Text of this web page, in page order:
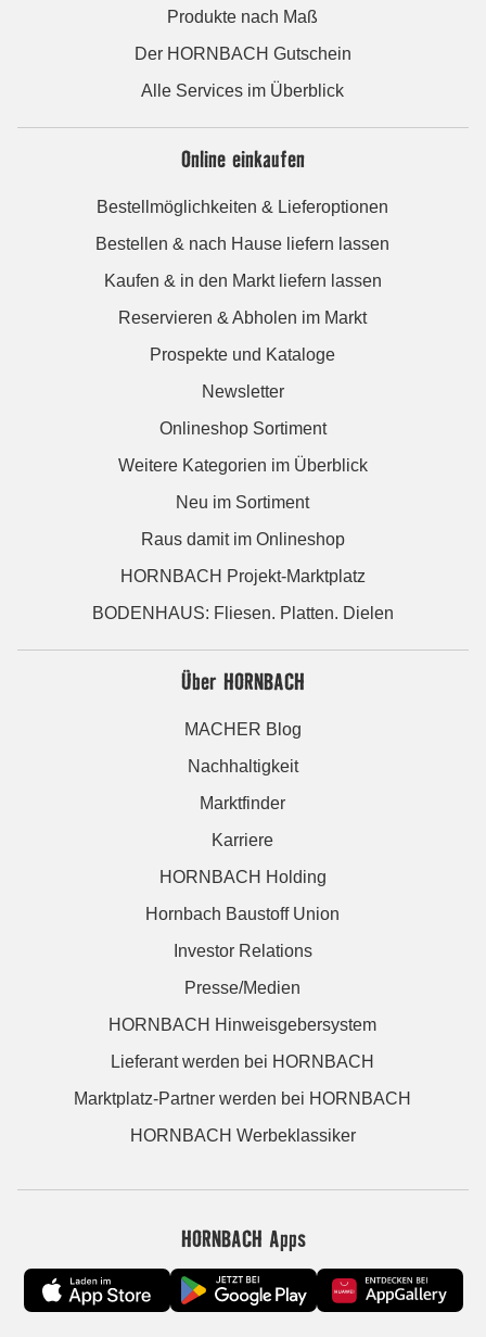
Produkte nach Maß
Der HORNBACH Gutschein
Alle Services im Überblick
Online einkaufen
Bestellmöglichkeiten & Lieferoptionen
Bestellen & nach Hause liefern lassen
Kaufen & in den Markt liefern lassen
Reservieren & Abholen im Markt
Prospekte und Kataloge
Newsletter
Onlineshop Sortiment
Weitere Kategorien im Überblick
Neu im Sortiment
Raus damit im Onlineshop
HORNBACH Projekt-Marktplatz
BODENHAUS: Fliesen. Platten. Dielen
Über HORNBACH
MACHER Blog
Nachhaltigkeit
Marktfinder
Karriere
HORNBACH Holding
Hornbach Baustoff Union
Investor Relations
Presse/Medien
HORNBACH Hinweisgebersystem
Lieferant werden bei HORNBACH
Marktplatz-Partner werden bei HORNBACH
HORNBACH Werbeklassiker
HORNBACH Apps